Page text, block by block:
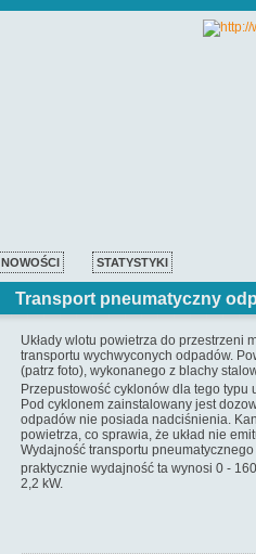
NOWOŚCI STATYSTYKI
Transport pneumatyczny
Układy wlotu powietrza do
transportu wychwyconych odpadów.
(patrz foto), wykonanego z blachy
Przepustowość cyklonów dla tego
Pod cyklonem zainstalowany jest
odpadów nie posiada nadciśnienia.
powietrza, co sprawia, że układ nie
Wydajność transportu
praktycznie wydajność ta wynosi 0 -
2,2 kW.